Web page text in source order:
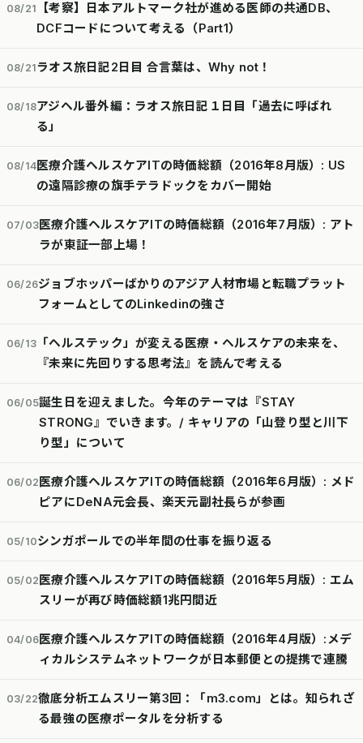
08/21
【考察】日本アルトマーク社が進める医師の共通DB、
DCFコードについて考える（Part1）
08/21ラオス旅日記2日目 合言葉は、Why not！
08/18アジヘル番外編：ラオス旅日記１日目「過去に呼ばれ
る」
08/14医療介護ヘルスケアITの時価総額（2016年8月版）: US
の遠隔診療の旗手テラドックをカバー開始
07/03医療介護ヘルスケアITの時価総額（2016年7月版）: アト
ラが東証一部上場！
06/26ジョブホッパーばかりのアジア人材市場と転職プラット
フォームとしてのLinkedinの強さ
06/13 「ヘルステック」が変える医療・ヘルスケアの未来を、
『未来に先回りする思考法』を読んで考える
06/05誕生日を迎えました。今年のテーマは『STAY
STRONG』でいきます。/ キャリアの「山登り型と川下
り型」について
06/02医療介護ヘルスケアITの時価総額（2016年6月版）: メド
ピアにDeNA元会長、楽天元副社長らが参画
05/10シンガポールでの半年間の仕事を振り返る
05/02医療介護ヘルスケアITの時価総額（2016年5月版）: エム
スリーが再び時価総額1兆円間近
04/06医療介護ヘルスケアITの時価総額（2016年4月版）:メデ
ィカルシステムネットワークが日本郵便との提携で連騰
03/22徹底分析エムスリー第3回：「m3.com」とは。知られざ
る最強の医療ポータルを分析する